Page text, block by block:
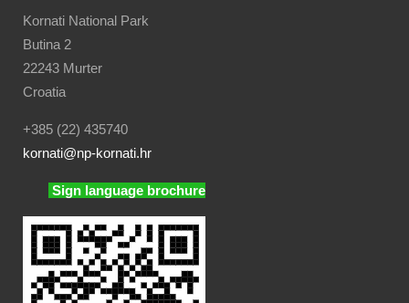
Kornati National Park
Butina 2
22243 Murter
Croatia
+385 (22) 435740
kornati@np-kornati.hr
Sign language brochure